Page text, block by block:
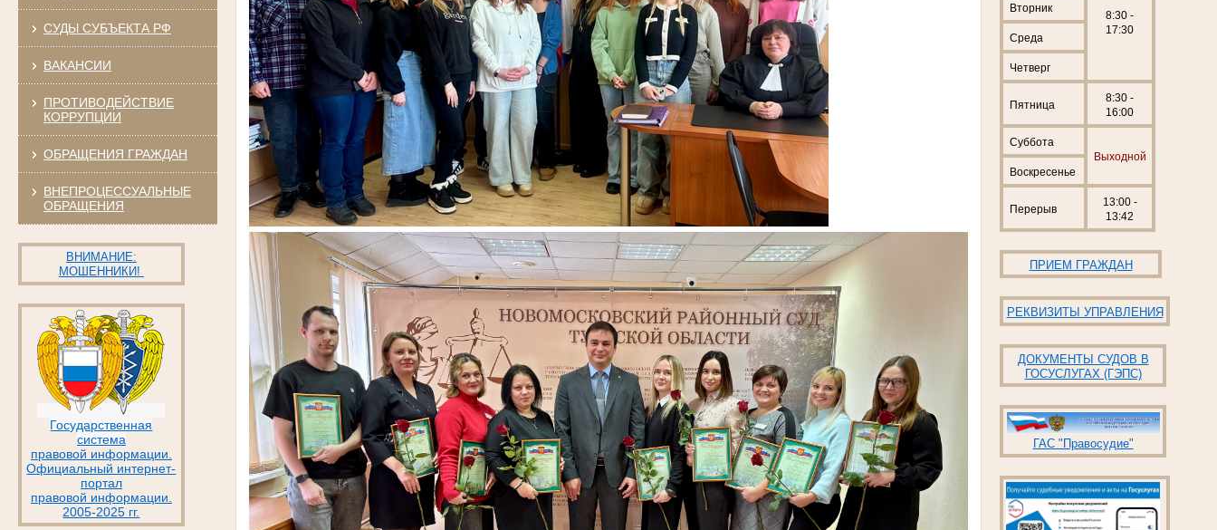
СУДЫ СУБЪЕКТА РФ
ВАКАНСИИ
ПРОТИВОДЕЙСТВИЕ
КОРРУПЦИИ
ОБРАЩЕНИЯ ГРАЖДАН
ВНЕПРОЦЕССУАЛЬНЫЕ
ОБРАЩЕНИЯ
ВНИМАНИЕ:
МОШЕННИКИ!
Государственная
система
правовой информации.
Официальный интернет-
портал
правовой информации.
2005-2025 гг.
8:30 -
17:30
Вторник
Среда
Четверг
Пятница
8:30 -
16:00
Суббота
Выходной
Воскресенье
Перерыв
13:00 -
13:42
ПРИЕМ ГРАЖДАН
РЕКВИЗИТЫ УПРАВЛЕНИЯ
ДОКУМЕНТЫ СУДОВ В
ГОСУСЛУГАХ (ГЭПС)
ГАС "Правосудие"